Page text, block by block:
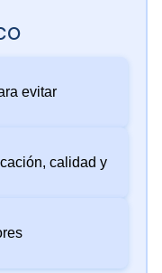
evitar
calidad y